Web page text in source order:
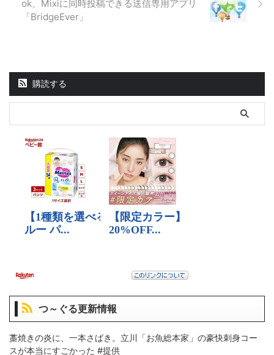
ok、Mixiに同時投稿できる送信専用アプリ
「BridgeEver」
購読する
つ～ぐる更新情報
藁焼きの炎に、一本さばき。立川「お魚総本家」の豪快刺身コー
スが本当にすごかった #提供